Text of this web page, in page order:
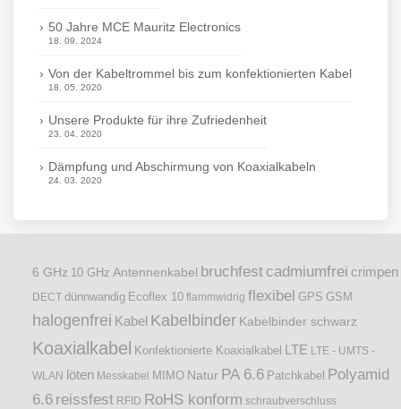
50 Jahre MCE Mauritz Electronics
18. 09. 2024
Von der Kabeltrommel bis zum konfektionierten Kabel
18. 05. 2020
Unsere Produkte für ihre Zufriedenheit
23. 04. 2020
Dämpfung und Abschirmung von Koaxialkabeln
24. 03. 2020
6 GHz 10 GHz Antennenkabel bruchfest cadmiumfrei crimpen
DECT dünnwandig Ecoflex 10 flammwidrig flexibel GPS GSM
halogenfrei Kabel Kabelbinder Kabelbinder schwarz
Koaxialkabel Konfektionierte Koaxialkabel LTE LTE - UMTS -
WLAN löten Messkabel MIMO Natur PA 6.6 Patchkabel Polyamid
6.6 reissfest RFID RoHS konform schraubverschluss